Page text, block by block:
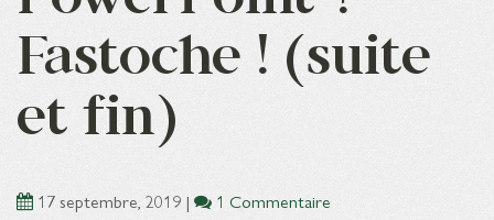
Fastoche ! (suite
et fin)
17 septembre, 2019 | 1 Commentaire